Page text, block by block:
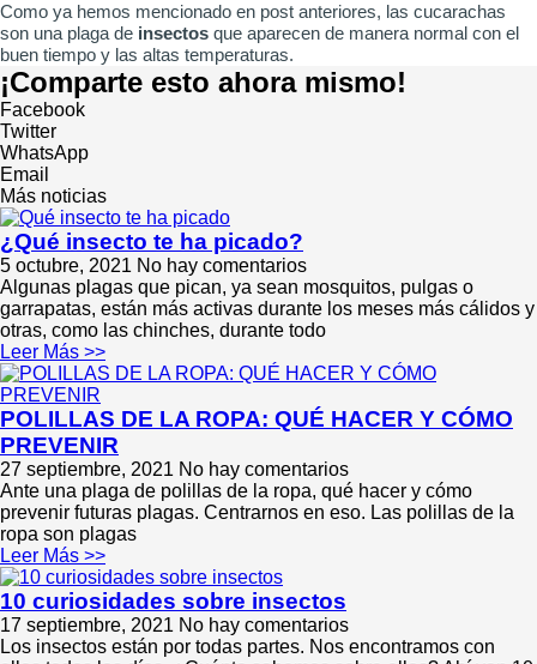
Como ya hemos mencionado en post anteriores, las cucarachas
son una plaga de insectos que aparecen de manera normal con el
buen tiempo y las altas temperaturas.
¡Comparte esto ahora mismo!
Facebook
Twitter
WhatsApp
Email
Más noticias
¿Qué insecto te ha picado?
5 octubre, 2021 No hay comentarios
Algunas plagas que pican, ya sean mosquitos, pulgas o
garrapatas, están más activas durante los meses más cálidos y
otras, como las chinches, durante todo
Leer Más >>
POLILLAS DE LA ROPA: QUÉ HACER Y CÓMO
PREVENIR
27 septiembre, 2021 No hay comentarios
Ante una plaga de polillas de la ropa, qué hacer y cómo
prevenir futuras plagas. Centrarnos en eso. Las polillas de la
ropa son plagas
Leer Más >>
10 curiosidades sobre insectos
17 septiembre, 2021 No hay comentarios
Los insectos están por todas partes. Nos encontramos con